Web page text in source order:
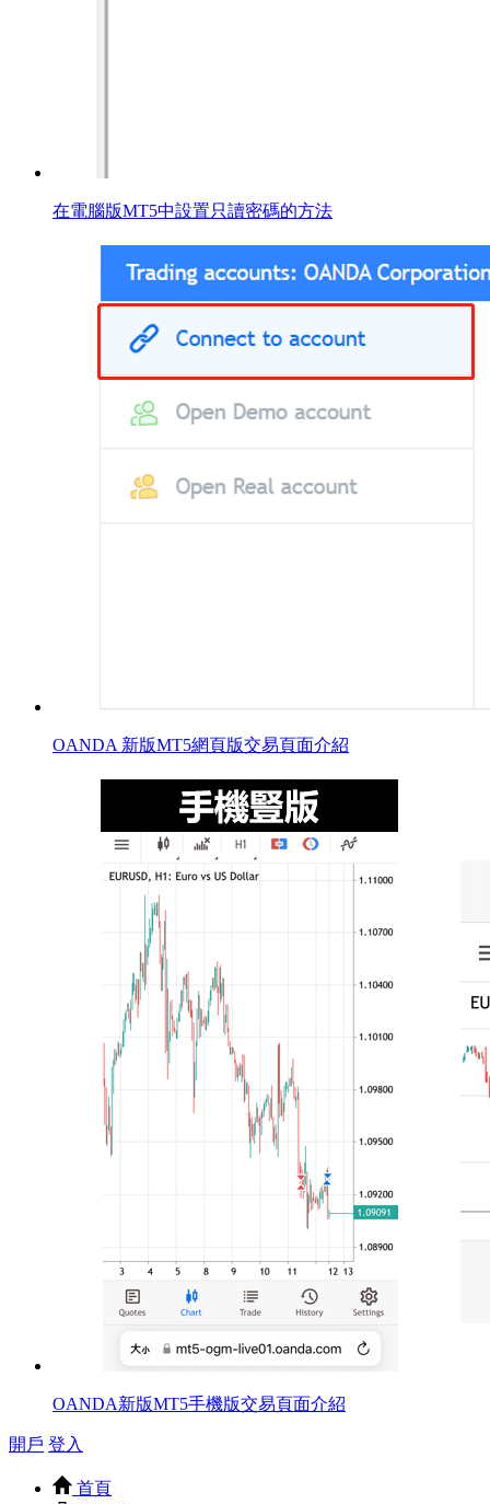
在電腦版MT5中設置只讀密碼的方法
OANDA 新版MT5網頁版交易頁面介紹
OANDA新版MT5手機版交易頁面介紹
開戶 登入
首頁